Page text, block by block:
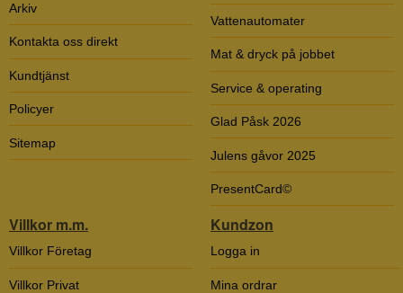
Arkiv
Kontakta oss direkt
Kundtjänst
Policyer
Sitemap
Vattenautomater
Mat & dryck på jobbet
Service & operating
Glad Påsk 2026
Julens gåvor 2025
PresentCard©
Villkor m.m.
Villkor Företag
Villkor Privat
Kundzon
Logga in
Mina ordrar